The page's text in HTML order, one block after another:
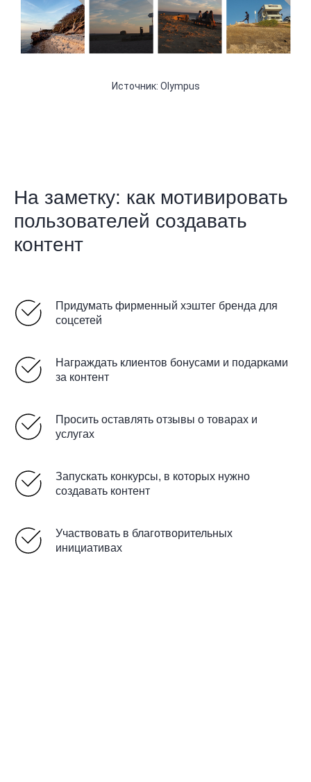
Источник: Olympus
На заметку: как мотивировать
пользователей создавать
контент
Придумать фирменный хэштег бренда для
соцсетей
Награждать клиентов бонусами и подарками
за контент
Просить оставлять отзывы о товарах и
услугах
Запускать конкурсы, в которых нужно
создавать контент
Участвовать в благотворительных
инициативах